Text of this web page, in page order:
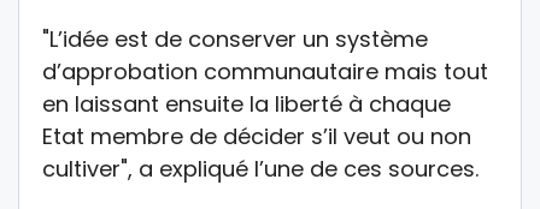
"L’idée est de conserver un système
d’approbation communautaire mais tout
en laissant ensuite la liberté à chaque
Etat membre de décider s’il veut ou non
cultiver", a expliqué l’une de ces sources.